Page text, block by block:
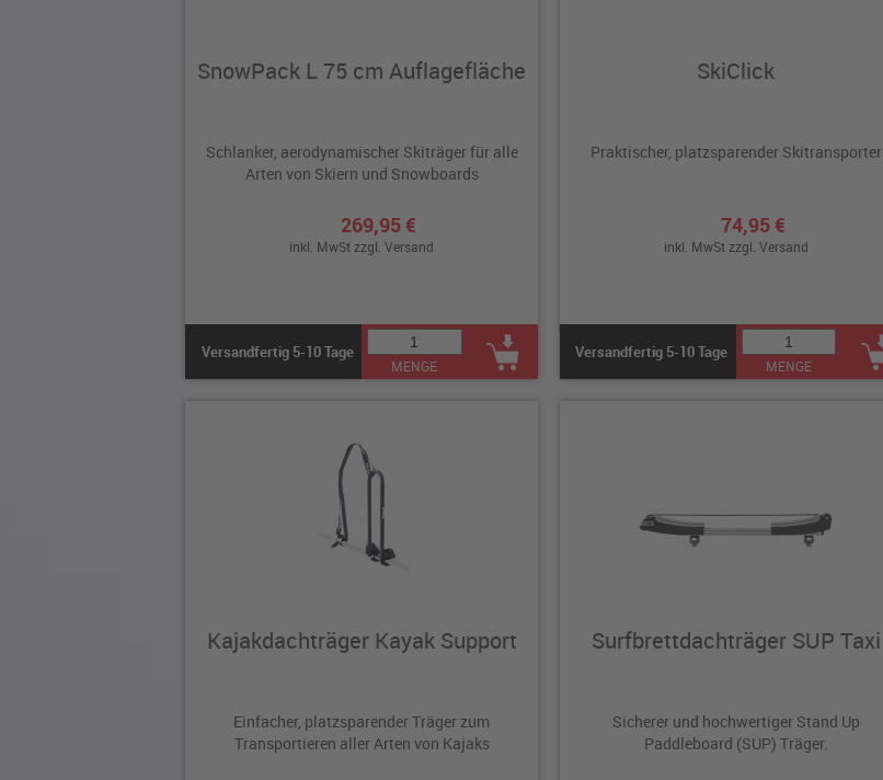
SnowPack L 75 cm Auflagefläche
Schlanker, aerodynamischer Skiträger für alle
Arten von Skiern und Snowboards
269,95 €
inkl. MwSt zzgl.Versand
Versandfertig 5-10 Tage
MENGE
SkiClick
Praktischer, platzsparender Skitransporter
74,95 €
inkl. MwSt zzgl. Versand
Versandfertig 5-10 Tage
MENGE
Kajakdachträger Kayak Support
Einfacher, platzsparender Träger zum
Transportieren aller Arten von Kajaks
Surfbrettdachträger SUP Taxi
Sicherer und hochwertiger Stand Up
Paddleboard (SUP) Träger.